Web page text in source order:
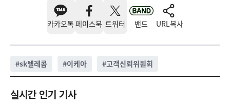
카카오톡 페이스북 트위터 밴드 URL복사
#sk텔레콤 #이케아 #고객신뢰위원회
실시간 인기 기사